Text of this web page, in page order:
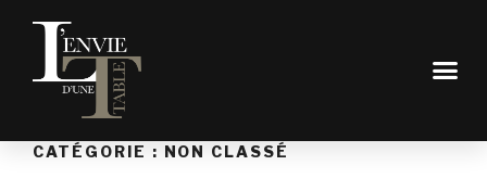
CATÉGORIE : NON CLASSÉ